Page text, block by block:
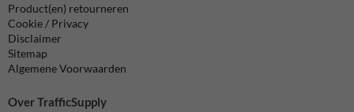
Product(en) retourneren
Cookie / Privacy
Disclaimer
Sitemap
Algemene Voorwaarden
Over TrafficSupply